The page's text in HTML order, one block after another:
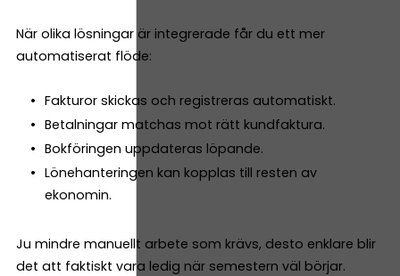
När olika lösningar är integrerade får du ett mer
automatiserat flöde:
Fakturor skickas och registreras automatiskt.
Betalningar matchas mot rätt kundfaktura.
Bokföringen uppdateras löpande.
Lönehanteringen kan kopplas till resten av
ekonomin.
Ju mindre manuellt arbete som krävs, desto enklare blir
det att faktiskt vara ledig när semestern väl börjar.